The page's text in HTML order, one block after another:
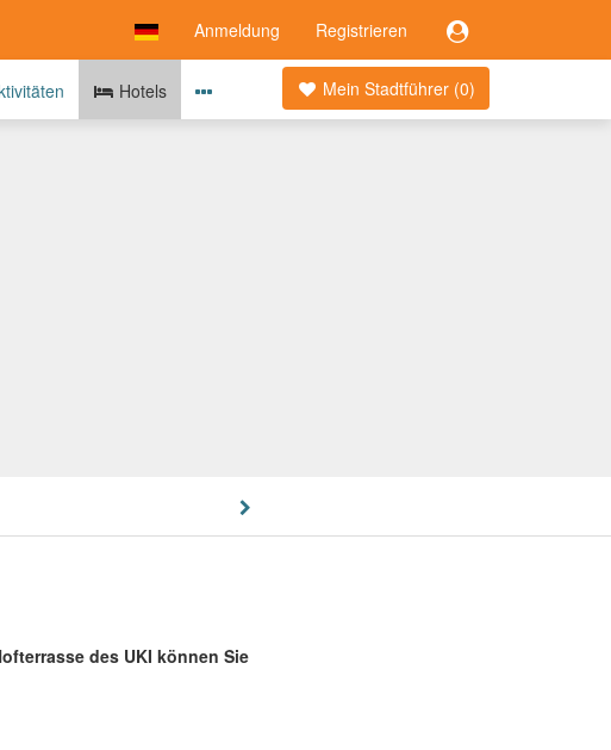
Anmeldung Registrieren
Mein Stadtführer (0)
Hotels
des UKI können Sie